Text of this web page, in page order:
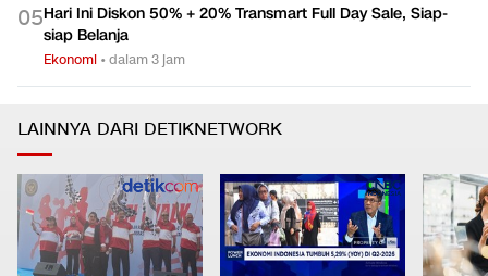
05Hari Ini Diskon 50% + 20% Transmart Full Day Sale, Siap-
siap Belanja
Ekonomi •dalam 3 jam
LAINNYA DARI DETIKNETWORK